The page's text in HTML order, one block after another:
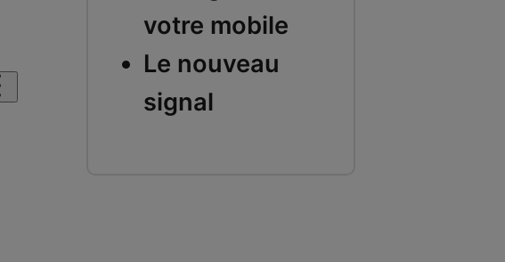
votre mobile
Le nouveau
signal